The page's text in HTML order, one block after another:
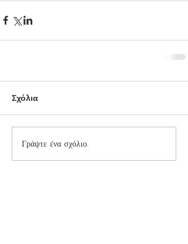
Σχόλια
Γράψτε ένα σχόλιο...